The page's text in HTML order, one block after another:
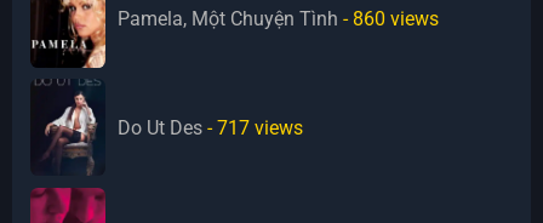
Pamela, Một Chuyện Tình - 860 views
Do Ut Des - 717 views